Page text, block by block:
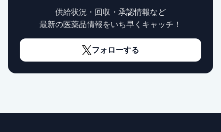
供給状況・回収・承認情報など
最新の医薬品情報をいち早くキャッチ！
フォローする